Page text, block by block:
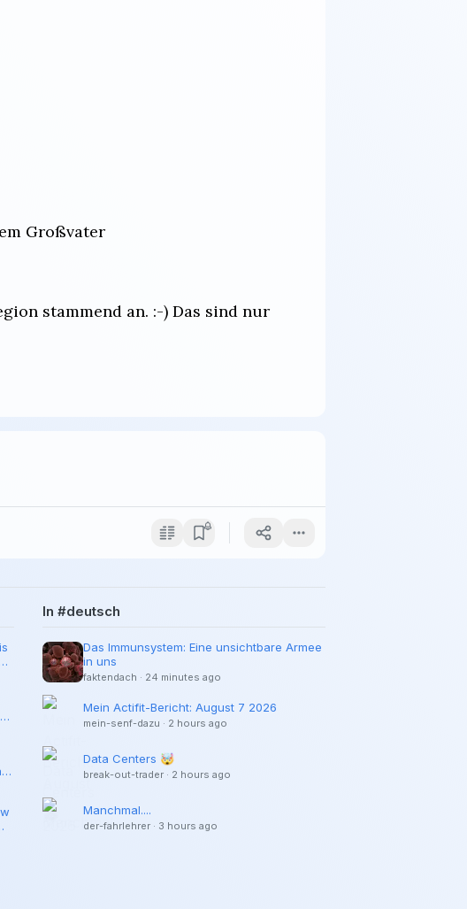
Großvater
stammend an. :-) Das sind nur
In #deutsch
Das Immunsystem: Eine unsichtbare Armee
in uns
faktendach · 24 minutes ago
Mein Actifit-Bericht: August 7 2026
mein-senf-dazu · 2 hours ago
Data Centers 🤯
break-out-trader · 2 hours ago
Manchmal....
der-fahrlehrer · 3 hours ago